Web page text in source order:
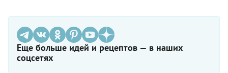
Еще больше идей и рецептов — в наших
соцсетях